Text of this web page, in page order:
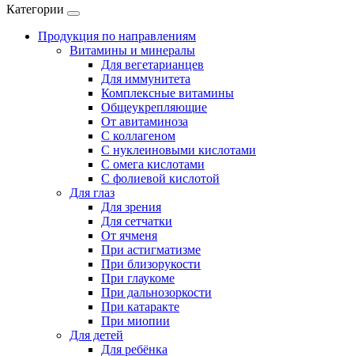
Категории
Продукция по направлениям
Витамины и минералы
Для вегетарианцев
Для иммунитета
Комплексные витамины
Общеукрепляющие
От авитаминоза
С коллагеном
С нуклеиновыми кислотами
С омега кислотами
С фолиевой кислотой
Для глаз
Для зрения
Для сетчатки
От ячменя
При астигматизме
При близорукости
При глаукоме
При дальнозоркости
При катаракте
При миопии
Для детей
Для ребёнка